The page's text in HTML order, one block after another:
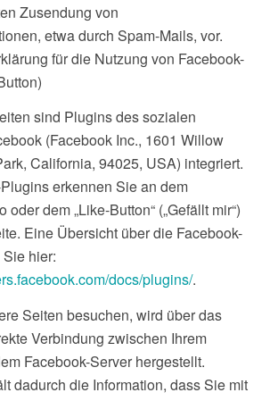
Zusendung von
etwa durch Spam-Mails, vor.
für die Nutzung von Facebook-
sind Plugins des sozialen
(Facebook Inc., 1601 Willow
California, 94025, USA) integriert.
erkennen Sie an dem
oder dem „Like-Button“ („Gefällt mir“)
Eine Übersicht über die Facebook-
hier:
docs/plugins/.
Seiten besuchen, wird über das
Verbindung zwischen Ihrem
Facebook-Server hergestellt.
dadurch die Information, dass Sie mit